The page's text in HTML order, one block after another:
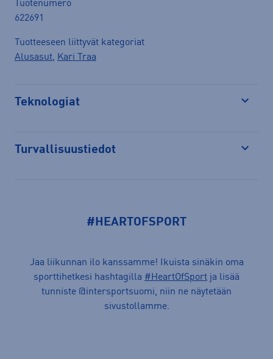
Tuotenumero
622691
Tuotteeseen liittyvät kategoriat
Alusasut, Kari Traa
Teknologiat
Turvallisuustiedot
#HEARTOFSPORT
Jaa liikunnan ilo kanssamme! Ikuista sinäkin oma
sporttihetkesi hashtagilla #HeartOfSport ja lisää
tunniste @intersportsuomi, niin ne näytetään
sivustollamme.